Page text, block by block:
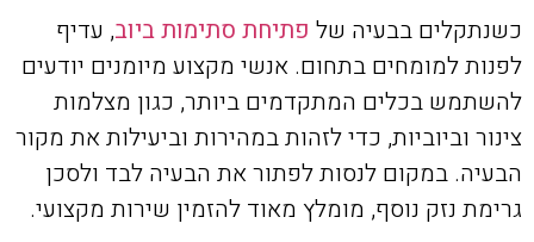
כשנתקלים בבעיה של פתיחת סתימות ביוב, עדיף
לפנות למומחים בתחום. אנשי מקצוע מיומנים יודעים
להשתמש בכלים המתקדמים ביותר, כגון מצלמות
צינור וביוביות, כדי לזהות במהירות וביעילות את מקור
הבעיה. במקום לנסות לפתור את הבעיה לבד ולסכן
גרימת נזק נוסף, מומלץ מאוד להזמין שירות מקצועי.